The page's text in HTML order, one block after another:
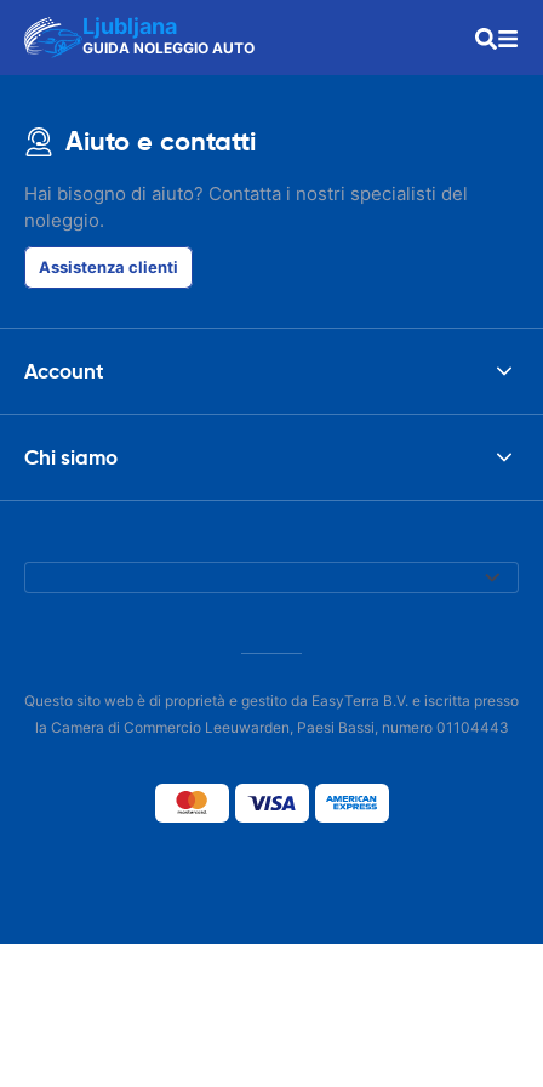
Ljubljana
GUIDA NOLEGGIO AUTO
Aiuto e contatti
Hai bisogno di aiuto? Contatta i nostri specialisti del
noleggio.
Assistenza clienti
Account
Chi siamo
Questo sito web è di proprietà e gestito da EasyTerra B.V. e iscritta presso
la Camera di Commercio Leeuwarden, Paesi Bassi, numero 01104443